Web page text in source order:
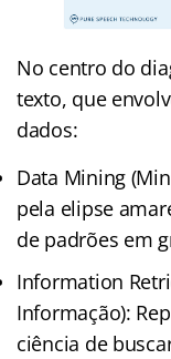
No centro do
texto, que
dados:
Data Mining
pela elipse
de padrões em
Information
Informação):
ciência de